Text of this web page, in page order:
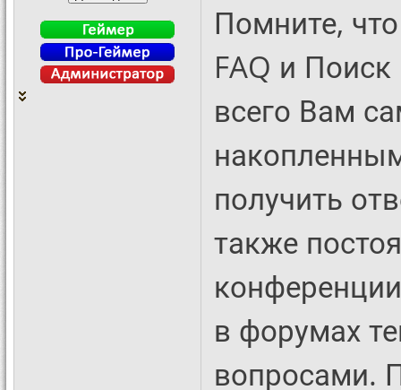
Помните,
FAQ и
всего Вам
получить
также
в форумах
вопросами.